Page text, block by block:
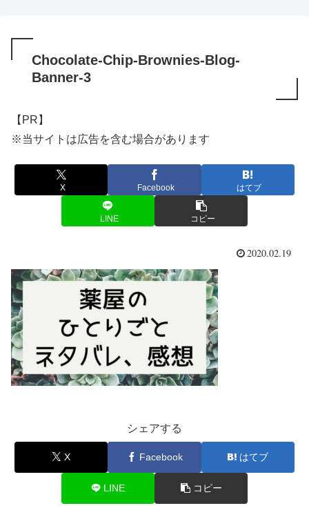
Chocolate-Chip-Brownies-Blog-
Banner-3
【PR】
※当サイトは広告を含む場合があります
X Facebook はてブ
LINE コピー
2020.02.19
シェアする
X Facebook はてブ
LINE コピー